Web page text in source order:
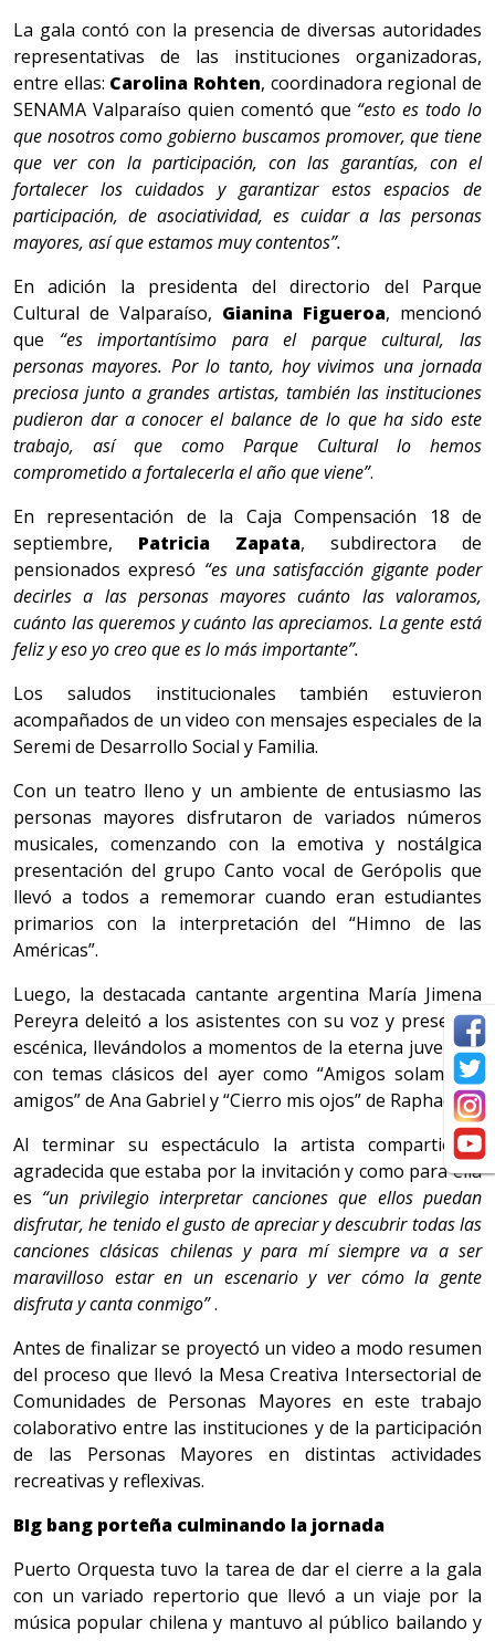
La gala contó con la presencia de diversas autoridades
representativas de las instituciones organizadoras,
entre ellas: Carolina Rohten, coordinadora regional de
SENAMA Valparaíso quien comentó que “esto es todo lo
que nosotros como gobierno buscamos promover, que tiene
que ver con la participación, con las garantías, con el
fortalecer los cuidados y garantizar estos espacios de
participación, de asociatividad, es cuidar a las personas
mayores, así que estamos muy contentos”.
En adición la presidenta del directorio del Parque
Cultural de Valparaíso, Gianina Figueroa, mencionó
que “es importantísimo para el parque cultural, las
personas mayores. Por lo tanto, hoy vivimos una jornada
preciosa junto a grandes artistas, también las instituciones
pudieron dar a conocer el balance de lo que ha sido este
trabajo, así que como Parque Cultural lo hemos
comprometido a fortalecerla el año que viene”.
En representación de la Caja Compensación 18 de
septiembre, Patricia Zapata, subdirectora de
pensionados expresó “es una satisfacción gigante poder
decirles a las personas mayores cuánto las valoramos,
cuánto las queremos y cuánto las apreciamos. La gente está
feliz y eso yo creo que es lo más importante”.
Los saludos institucionales también estuvieron
acompañados de un video con mensajes especiales de la
Seremi de Desarrollo Social y Familia.
Con un teatro lleno y un ambiente de entusiasmo las
personas mayores disfrutaron de variados números
musicales, comenzando con la emotiva y nostálgica
presentación del grupo Canto vocal de Gerópolis que
llevó a todos a rememorar cuando eran estudiantes
primarios con la interpretación del “Himno de las
Américas”.
Luego, la destacada cantante argentina María Jimena
Pereyra deleitó a los asistentes con su voz y presencia
escénica, llevándolos a momentos de la eterna juventud
con temas clásicos del ayer como “Amigos solamente
amigos” de Ana Gabriel y “Cierro mis ojos” de Raphael.
Al terminar su espectáculo la artista compartió lo
agradecida que estaba por la invitación y como para ella
es “un privilegio interpretar canciones que ellos puedan
disfrutar, he tenido el gusto de apreciar y descubrir todas las
canciones clásicas chilenas y para mí siempre va a ser
maravilloso estar en un escenario y ver cómo la gente
disfruta y canta conmigo”.
Antes de finalizar se proyectó un video a modo resumen
del proceso que llevó la Mesa Creativa Intersectorial de
Comunidades de Personas Mayores en este trabajo
colaborativo entre las instituciones y de la participación
de las Personas Mayores en distintas actividades
recreativas y reflexivas.
BIg bang porteña culminando la jornada
Puerto Orquesta tuvo la tarea de dar el cierre a la gala
con un variado repertorio que llevó a un viaje por la
música popular chilena y mantuvo al público bailando y